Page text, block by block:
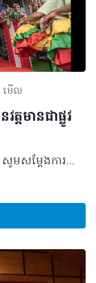
មើល
តមានជាផ្លូវ
ក្នុងនាម ក្រុមហ៊ុន​ ផាក កាហ្វេ ហ៊្វូដ អេនបេវើរីច សូមសម្តែងការស្វាគមន៍យ៉ាងកក់ក្តៅចំពោះវត្តមាន​របស់ លោក លោកស្រី អ្នកនាងកញ្ញា ភ្ញៀវកិត្តិយសទាំងអស់ ដែលបានអញ្ជើញចូលរួមជាអធិបតីក្នុងពិធី បើកសម្ពោធជាផ្លូវការផាកកាហ្វេសាខាភ្នំពេញសិនធើរ ដែលជាសាខាទី១៤ របស់ខ្លួន។ គួររំលឹកផងដែរថា ផាកកាហ្វេ បានចាប់បដិសន្ធិឡើងនៅឆ្នាំ២០០៤ តែមួយ​សាខា​ភោជនីយដ្ឋាន​ប៉ុណ្ណោះ ដោយស្ថាបនិកវ័យក្មេងជាយុវជនខ្មែរបួនរូប ក្រោយពីលោកបានត្រឡប់មក​ពីដំណើរទស្សនកិច្ចនៅក្រៅប្រទេស ដោយយល់ឃើញពីឱកាស និង តំរូវការរបស់ប្រជាជនកម្ពុជា ទៅលើភោជនីយដ្ឋានដែលមានបរិយាកាសផាសុកភាព ម្ហូបឆ្ងាញ់ៗ គ្មានជាតិប៊ីចេង និង សេវាកម្មទំនើប ដូច្នេះហើយ ទើបលោក​សម្រេចបង្កើតភោជនីយដ្ឋានមួយនេះ ហើយបានដាក់ឈ្មោះថា ភោជនីយដ្ឋាន ផាក កាហ្វេ មានទីតាំងនៅមុខមជ្ឈមណ្ឌលកំសាន្តផាកវ៉េ។ ដោយសារមានការគាំទ្រពីសំណាក់អតិថិជនលើសេវាកម្ម អាហារ កាហ្វេ ភេសជ្ជៈ របស់ផាកកាហ្វេកាន់តែច្រើនឡើង យើងបានខិតខំក្នុងការ​អភិវឌ្ឍ​ខ្លួន និង ធនធានមនុស្សប្រកបដោយប្រសិទ្ធភាព ដើម្បីឲ្យផាកកាហ្វេ​ប្រែខ្លួនពីអាជីវកម្មបែបគ្រួសារ​មកជាអាជីវកម្មស្តង់ដា និង មានសាខារហូតដល់​១៥សាខាគិតត្រឹមខែកក្កដា២០១៨នេះ ដែលបានបើកបំរើជូនអតិថិជនហើយ។ សព្វថ្ងៃ មានយុវជន យុវតីខ្មែរ ប្រមាណ៤៥០នាក់​ កំពុងបំរើការងារនៅក្នុងក្រុមហ៊ុន​ផាកកាហ្វេ ក៏ដូចជាក្រុមហ៊ុនដៃគូពាណិជ្ជកម្ម អ្នកផ្គត់ផ្គង់ទំនិញដទៃទៀត(Supplier) ដែលនេះក៏ជាចំណែកមួយជួយកាត់បន្ថយ​ភាពក្រីក្រ ជួយគ្រាំទ្រផលិតផលប្រជាកសិករខ្មែរបានមួយផ្នែកធំ និងចូលរួមជួយសេដ្ឋកិច្ចកម្ពុជាឲ្យរីកចំរើនផងដែរ។ សម្រាប់ក្នុងមួយឆ្នាំ ផាកកាហ្វេ មានទទួលអតិថិជនប្រមាណជាង១.៥លាននាក់។ គួររំលឹងផងដែរថា កាលឆ្នាំ២០១៧កន្លងទៅនេះ ក្រុមហ៊ុនផាកកាហ្វេ បានចាប់ផ្តើមលក់សិទិ្ធអាជីវកម្មដំបូងនៅក្នុងព្រលានយន្តហោះអន្តរជាតិភ្នំពេញ ដោយបានរំពឹងទុកថានឹងពង្រីកសិទិ្ធអាជីវកម្មនេះរហូតដល់១០សាខានៅចុងឆ្នាំ២០១៨នេះដែលជាជំហានដំបូង។ លោក ហេង សេងលី អគ្គនាយកគ្រប់គ្រងក្រុមហ៊ុនផាកកាហ្វេបានបញ្ជាក់ថា ក្រុមហ៊ុនបានផ្តល់សិទិ្ធអាជីវកម្មចំនួន៨ហើយ ដោយខ្លះបានបើកដំណើរ ហើយខ្លះទៀតកំពុងសាងសង់ និងខ្លះទៀតកំពុងគូសប្លង់ ក្នុងពេលនេះដែលក្រុមហ៊ុនក៏កំពុងសិក្សាមើលលើទីតាំងមួយចំនួនទាំងក្នុងទីក្រុងភ្នំពេញ ក៏ដូចនៅបណ្តាលខេត្តធំៗផងដែរ់ បន្ថែមពីការលក់សិទិ្ធអាជីវកម្ម លោកបានបន្ថែមទៀតថា នៅខែមិថុនាកន្លងទៅនេះក្រុមហ៊ុនបានបើកឲ្យដំណើរការ២សាខា គឺ សាខាអ៊ីអន ម៉លសែនសុខដែលមានទីតាំងនៅជាន់ទី២ ទល់មុខរោងកុន Major Cineplex និង ក៏ជាលើកដំបូងដែលផាកកាហ្វេបានបើកសាខានៅលើទឹកដីខេត្តកំពង់ចាមផងដែរ ហើយនឹងមានតាមបណ្តាខេត្តផ្សេងៗទៀត នៅក្នុងពេលឆាប់ៗខាងមុននេះ។ នៅពេលអនាគត ផាកកាហ្វេ មានចក្ខុវិស័យពង្រីកខ្លួនអោយក្លាយជាភោជនីយដ្ឋានលំដាប់ថ្នាក់លេខ1ក្នុងប្រទេសកម្ពុជា​តាមរយៈ​ការអភិវឌ្ឍគុណភាពម្ហូបអាហារ គុណភាពសេវាកម្ម គុណភាពអនាម័យ និង ការរចនាភោជនីយដ្ឋានឲ្យកាន់តែទំនើប ព្រមទាំង ការពង្រីកសាខា បន្ថែមឲ្យបាន៦០សាខានៅក្នុងរាជធានីភ្នំពេញ និង តាមបណ្ដាខេត្តធំៗ នៅឆ្នាំ២០២២ ហើយរំពឹងថានឹងបង្កើតការងារបន្ថែមសម្រាប់ប្រជាជនកម្ពុជាយើងប្រមាណ១៣៥០នាក់ បន្ថែមលើអ្នកដែលកំពុងបំរើការងារបច្ចុប្បន្នប្រមាណ៤៥០នាក់។ ©2018 រក្សាសិទ្ធិគ្រប់យ៉ាង​ដោយ Healthtime Corporation ចំពោះគ្រប់អត្ថបទដោយគ្មានផ្នែកណាមួយត្រូវបោះពុម្ពផ្សាយចូល ប្រព័ន្ធអ៊ីនធឺណែតឧបករណ៍អេឡិចត្រូនិកអាត់ជាសំឡេងឬថតចំលងគ្រប់រូបភាពដោយគ្មានការអនុញ្ញាតឡើយ